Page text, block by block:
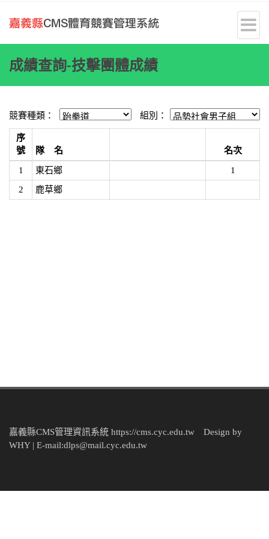
成績查詢-技擊團體成績
競賽種類： 組別：
序
號
隊 名 名次
1 東石鄉
1
2
鹿草鄉
嘉義縣CMS管理資訊系統 https://cms.cyc.edu.tw Design by
WHY | E-mail:dlps@mail.cyc.edu.tw